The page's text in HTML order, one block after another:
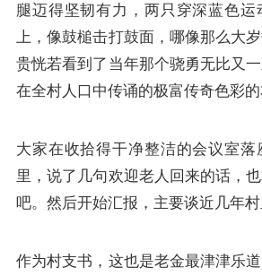
腿迈得坚韧有力，两只穿深蓝色运
上，像鼓槌击打鼓面，哪像那么大
贵恍若看到了当年那个骁勇无比又
在全村人口中传诵的极富传奇色彩的
大家在收拾得干净整洁的会议室
里，说了几句欢迎老人回来的话，
吧。然后开始汇报，主要谈近几年村
作为村支书，这也是老金最津津乐道